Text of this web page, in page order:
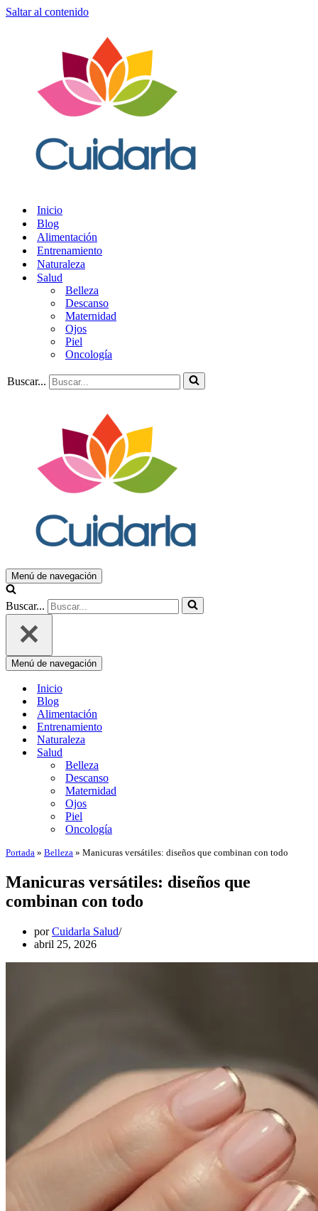
Saltar al contenido
Inicio
Blog
Alimentación
Entrenamiento
Naturaleza
Salud
Belleza
Descanso
Maternidad
Ojos
Piel
Oncología
Buscar...
Menú de navegación
Buscar...
Menú de navegación
Inicio
Blog
Alimentación
Entrenamiento
Naturaleza
Salud
Belleza
Descanso
Maternidad
Ojos
Piel
Oncología
Portada » Belleza » Manicuras versátiles: diseños que combinan con todo
Manicuras versátiles: diseños que
combinan con todo
porCuidarla Salud
abril 25, 2026